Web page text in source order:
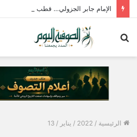
الإمام جابر الجزولي… قطب الصوفية
الرئيسية /
2022
/ يناير /
13